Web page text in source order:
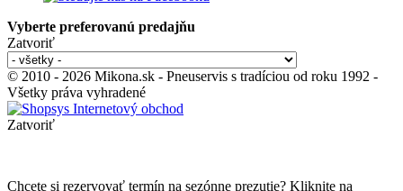
Vyberte preferovanú predajňu
Zatvoriť
© 2010 - 2026 Mikona.sk - Pneuservis s tradíciou od roku 1992 -
Všetky práva vyhradené
Zatvoriť
Chcete si rezervovať termín na sezónne prezutie? Kliknite na